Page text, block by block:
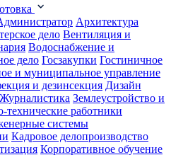
Архитектура
дело Вентиляция и
Водоснабжение и
дело Госзакупки Гостиничное
и муниципальное управление
и дезинсекция Дизайн
Журналистика Землеустройство и
работники
системы
Кадровое делопроизводство
Корпоративное обучение